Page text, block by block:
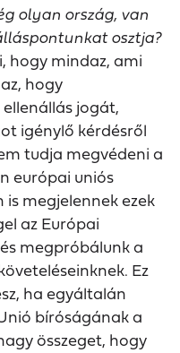
olyan ország, van
osztja?
hogy mindaz, ami
hogy
jogát,
igénylő kérdésről
tudja megvédeni a
európai uniós
megjelennek ezek
az Európai
megpróbálunk a
Ez
ha egyáltalán
bíróságának a
összeget, hogy